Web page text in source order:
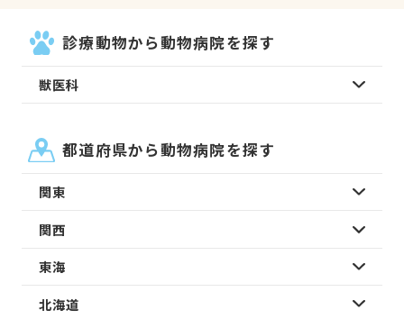
診療動物から動物病院を探す
獣医科
都道府県から動物病院を探す
関東
関西
東海
北海道